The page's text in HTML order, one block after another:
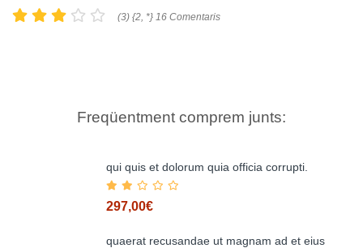
(3) {2, *} 16 Comentaris
Freqüentment comprem junts:
qui quis et dolorum quia officia corrupti.
297,00€
quaerat recusandae ut magnam ad et eius